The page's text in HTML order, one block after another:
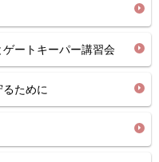
ートキーパー講習会
ために